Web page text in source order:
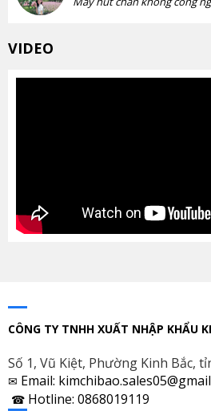
VIDEO
CÔNG TY TNHH XUẤT NHẬP KHẨU
Số 1, Vũ Kiệt, Phường Kinh Bắc,
✉ Email:
☎ Hotline: 0868019119